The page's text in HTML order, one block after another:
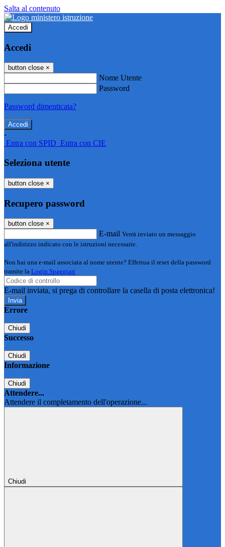
Salta al contenuto
Accedi
Accedi
button close ×
Nome Utente
Password
Password dimenticata?
-
Entra con SPID Entra con CIE
Seleziona utente
button close ×
Recupero password
button close ×
E-mail Verrà inviato un messaggio
all'indirizzo indicato con le istruzioni necessarie.
Non hai una e-mail associata al nome utente? Effettua il reset della password
tramite la Login Spaggiari
E-mail inviata, si prega di controllare la casella di posta elettronica!
Errore
Chiudi
Successo
Chiudi
Informazione
Chiudi
Attendere...
Attendere il completamento dell'operazione...
Chiudi